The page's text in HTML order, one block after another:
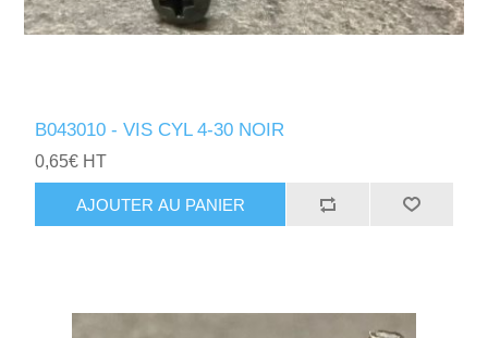
B043010 - VIS CYL 4-30 NOIR
0,65€ HT
AJOUTER AU PANIER